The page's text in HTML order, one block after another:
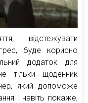
відстежувати
буде корисно
додаток для
щоденник
який допоможе
і навіть покаже,